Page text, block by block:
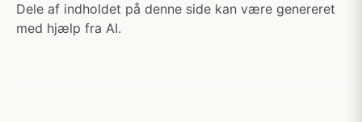
Dele af indholdet på denne side kan være genereret
med hjælp fra AI.